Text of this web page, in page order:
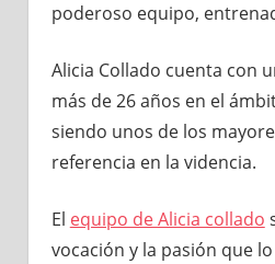
poderoso equipo,
Alicia Collado cuenta con
más de 26 años en el
siendo unos de los
referencia en la videncia.
El equipo de Alicia collado
vocación y la pasión que